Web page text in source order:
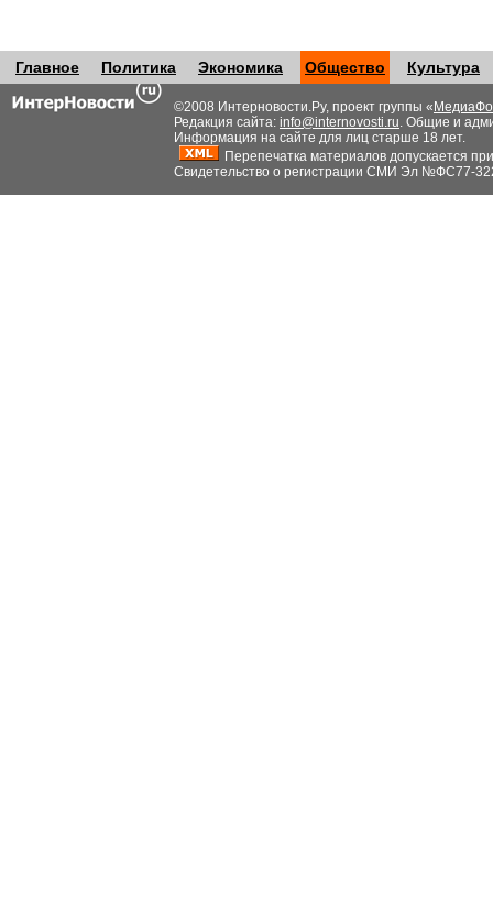
Главное Политика Экономика Общество Культура
©2008 Интерновости.Ру, проект группы «
Редакция сайта: info@internovosti.ru. Общие и
Информация на сайте для лиц старше 18 лет.
Перепечатка материалов допускается
Свидетельство о регистрации СМИ Эл №ФС77-